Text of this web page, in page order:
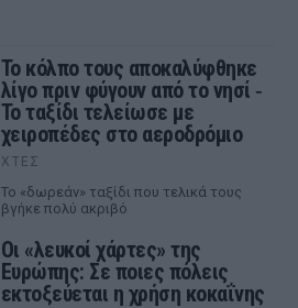
Το κόλπο τους αποκαλύφθηκε
λίγο πριν φύγουν από το νησί ‑
Το ταξίδι τελείωσε με
χειροπέδες στο αεροδρόμιο
ΧΤΕΣ
Το «δωρεάν» ταξίδι που τελικά τους
βγήκε πολύ ακριβό
Οι «λευκοί χάρτες» της
Ευρώπης: Σε ποιες πόλεις
εκτοξεύεται η χρήση κοκαΐνης